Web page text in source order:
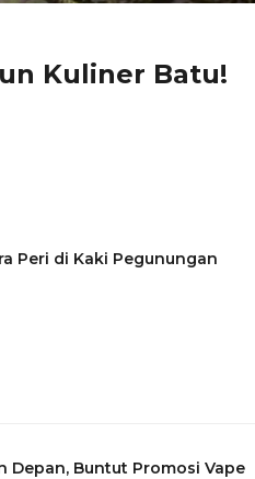
Kuliner Batu!
Peri di Kaki Pegunungan
Depan, Buntut Promosi Vape